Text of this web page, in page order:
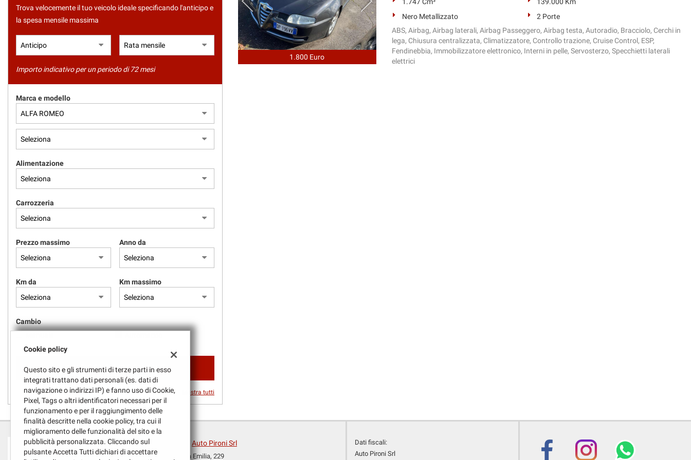
Trova velocemente il tuo veicolo ideale specificando l'anticipo e
la spesa mensile massima
Importo indicativo per un periodo di 72 mesi
Marca e modello
Alimentazione
Carrozzeria
Prezzo massimo Anno da
Km da Km massimo
Cambio
1 VEICOLO DISPONIBILE
Mostra tutti
1.800 Euro
Nero Metallizzato
2 Porte
ABS, Airbag, Airbag laterali, Airbag Passeggero, Airbag testa, Autoradio, Bracciolo, Cerchi in
lega, Chiusura centralizzata, Climatizzatore, Controllo trazione, Cruise Control, ESP,
Fendinebbia, Immobilizzatore elettronico, Interni in pelle, Servosterzo, Specchietti laterali
elettrici
Auto Pironi Srl
Via Emilia, 229
Dati fiscali:
Auto Pironi Srl
Cookie policy
Questo sito e gli strumenti di terze parti in esso
integrati trattano dati personali (es. dati di
navigazione o indirizzi IP) e fanno uso di Cookie,
Pixel, Tags o altri identificatori necessari per il
funzionamento e per il raggiungimento delle
finalità descritte nella cookie policy, tra cui il
miglioramento delle funzionalità del sito e la
pubblicità personalizzata. Cliccando sul
pulsante Accetta Tutti dichiari di accettare
tracciamento
adottiamo
per
offrire
le
funzionalità
svolgere
le
attività
descritte.
Per
maggiori
informazioni
sull'utilità
sul
funzionamento
di
questi
strumenti
tracciamento
si
alla
policy.
Puoi
scelte
qualsiasi
momento.